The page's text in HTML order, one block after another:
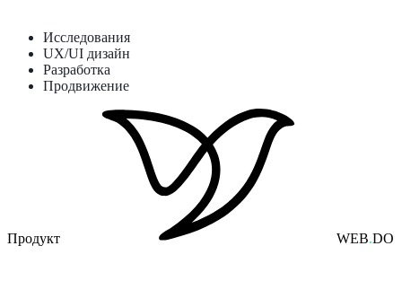
Исследования
UX/UI дизайн
Разработка
Продвижение
Продукт WEB.DO